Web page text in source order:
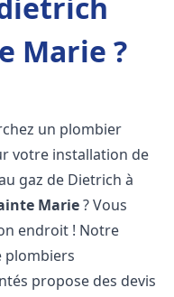
Marie ?
un plombier
votre installation de
gaz de Dietrich à
Marie? Vous
endroit ! Notre
plombiers
propose des devis